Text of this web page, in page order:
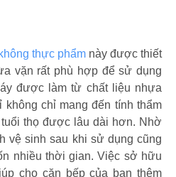
thực phẩmnày được thiết
vặn rất phù hợp để sử dụng
được làm từ chất liệu nhựa
không chỉ mang đến tính thẩm
thọ được lâu dài hơn. Nhờ
vệ sinh sau khi sử dụng cũng
nhiều thời gian. Việc sở hữu
cho căn bếp của bạn thêm